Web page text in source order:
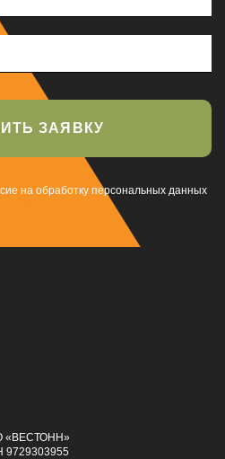
ЗАЯВКУ
на обработку персональных данных
«ВЕСТОНН»
9729303955